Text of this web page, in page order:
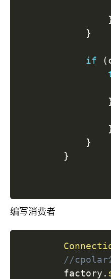
}
if (
}
}
编写消费者
//cpolar
        factory
.